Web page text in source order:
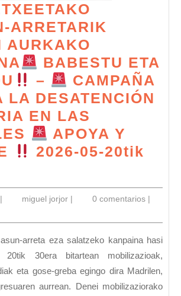
ARRETARIK
AURKAKO
BABESTU ETA
–
CAMPAÑA
LA DESATENCIÓN
EN LAS
APOYA Y
2026-05-20tik
| miguel jorjormiguel
| 0 comentarios |
20tik 30era bitartean mobilizazioak,
eta gose-greba egingo dira Madrilen,
aurrean. Denei mobilizaziorako